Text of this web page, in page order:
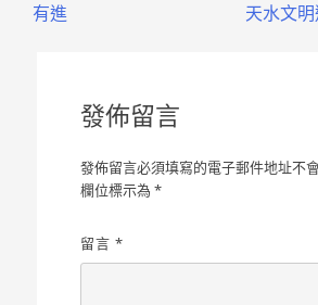
有進
天水文
發佈留言
發佈留言必須填寫的電子郵件地址不
欄位標示為*
留言*